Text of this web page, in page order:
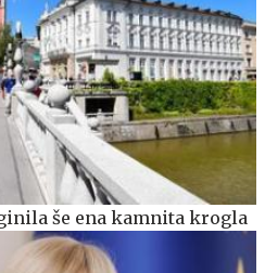
še ena kamnita krogla